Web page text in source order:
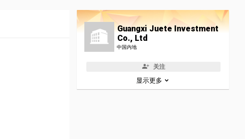
Guangxi Juete Investment
Co., Ltd
中国内地
关注
显示更多